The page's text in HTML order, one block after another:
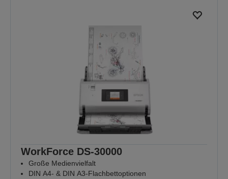
WorkForce DS-30000
Große Medienvielfalt
DIN A4- & DIN A3-Flachbettoptionen